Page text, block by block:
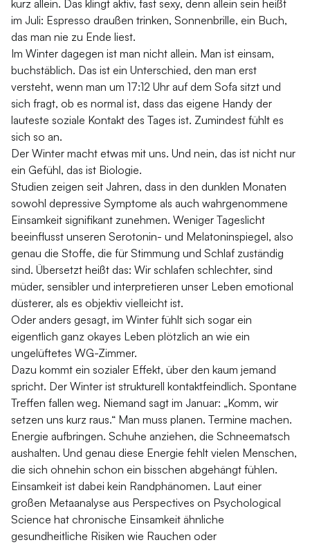
kurz allein. Das klingt aktiv, fast sexy, denn allein sein heißt
im Juli: Espresso draußen trinken, Sonnenbrille, ein Buch,
das man nie zu Ende liest.
Im Winter dagegen ist man nicht allein. Man ist einsam,
buchstäblich. Das ist ein Unterschied, den man erst
versteht, wenn man um 17:12 Uhr auf dem Sofa sitzt und
sich fragt, ob es normal ist, dass das eigene Handy der
lauteste soziale Kontakt des Tages ist. Zumindest fühlt es
sich so an.
Der Winter macht etwas mit uns. Und nein, das ist nicht nur
ein Gefühl, das ist Biologie.
Studien zeigen seit Jahren, dass in den dunklen Monaten
sowohl depressive Symptome als auch wahrgenommene
Einsamkeit signifikant zunehmen. Weniger Tageslicht
beeinflusst unseren Serotonin- und Melatoninspiegel, also
genau die Stoffe, die für Stimmung und Schlaf zuständig
sind. Übersetzt heißt das: Wir schlafen schlechter, sind
müder, sensibler und interpretieren unser Leben emotional
düsterer, als es objektiv vielleicht ist.
Oder anders gesagt, im Winter fühlt sich sogar ein
eigentlich ganz okayes Leben plötzlich an wie ein
ungelüftetes WG-Zimmer.
Dazu kommt ein sozialer Effekt, über den kaum jemand
spricht. Der Winter ist strukturell kontaktfeindlich. Spontane
Treffen fallen weg. Niemand sagt im Januar: „Komm, wir
setzen uns kurz raus.“ Man muss planen. Termine machen.
Energie aufbringen. Schuhe anziehen, die Schneematsch
aushalten. Und genau diese Energie fehlt vielen Menschen,
die sich ohnehin schon ein bisschen abgehängt fühlen.
Einsamkeit ist dabei kein Randphänomen. Laut einer
großen Metaanalyse aus Perspectives on Psychological
Science hat chronische Einsamkeit ähnliche
gesundheitliche Risiken wie Rauchen oder